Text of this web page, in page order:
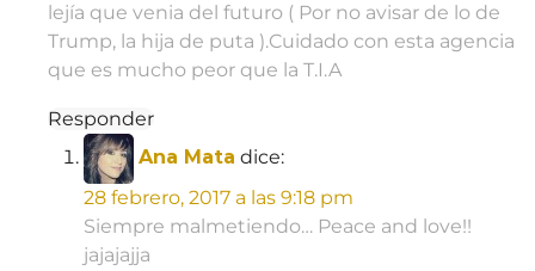
lejía que venia del futuro ( Por no avisar de lo de
Trump, la hija de puta ).Cuidado con esta agencia
que es mucho peor que la T.I.A
Responder
Ana Mata dice:
28 febrero, 2017 a las 9:18 pm
Siempre malmetiendo… Peace and love!!
jajajajja